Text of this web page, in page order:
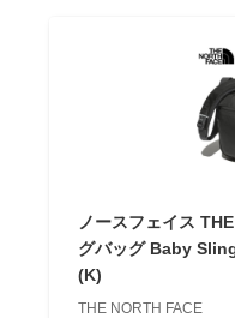
ノースフェイス
グバッグ Baby
(K)
THE NORTH FACE